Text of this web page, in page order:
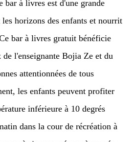
bar à livres est d'une grande
horizons des enfants et nourrit
bar à livres gratuit bénéficie
l'enseignante Bojia Ze et du
attentionnées de tous
les enfants peuvent profiter
inférieure à 10 degrés
dans la cour de récréation à